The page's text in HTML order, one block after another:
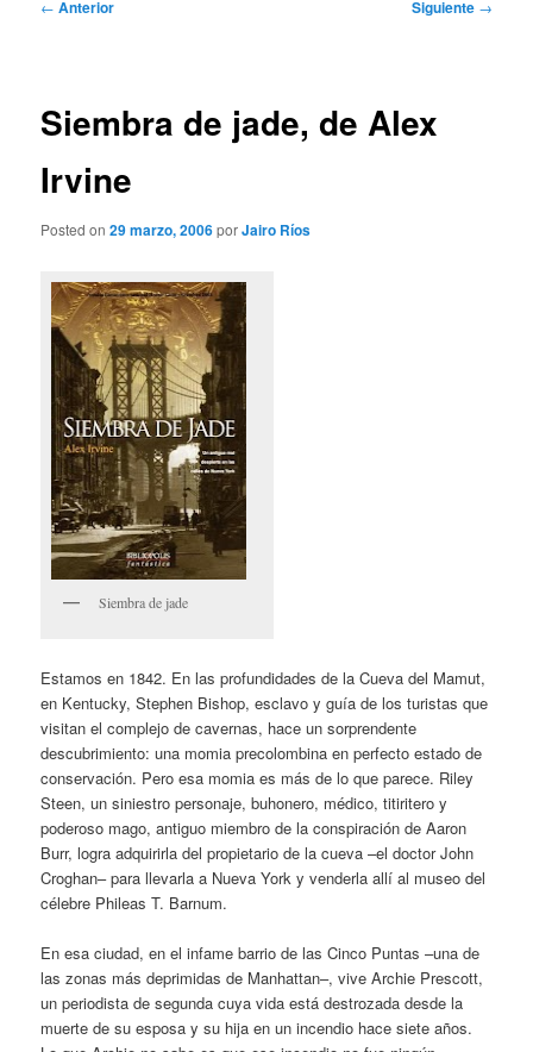
← Anterior Siguiente →
Siembra de jade, de Alex
Irvine
Posted on29 marzo, 2006porJairo Ríos
Siembra de jade
Estamos en 1842. En las profundidades de la Cueva del Mamut,
en Kentucky, Stephen Bishop, esclavo y guía de los turistas que
visitan el complejo de cavernas, hace un sorprendente
descubrimiento: una momia precolombina en perfecto estado de
conservación. Pero esa momia es más de lo que parece. Riley
Steen, un siniestro personaje, buhonero, médico, titiritero y
poderoso mago, antiguo miembro de la conspiración de Aaron
Burr, logra adquirirla del propietario de la cueva –el doctor John
Croghan– para llevarla a Nueva York y venderla allí al museo del
célebre Phileas T. Barnum.
En esa ciudad, en el infame barrio de las Cinco Puntas –una de
las zonas más deprimidas de Manhattan–, vive Archie Prescott,
un periodista de segunda cuya vida está destrozada desde la
muerte de su esposa y su hija en un incendio hace siete años.